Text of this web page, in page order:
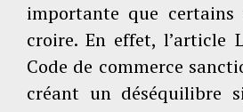
importante que
croire. En effet, l’article
Code de commerce
créant un déséquilibre